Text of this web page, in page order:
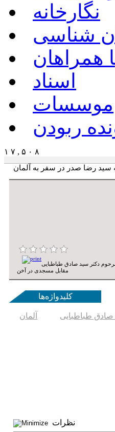
نگارخانه
شناسی
همراهان
اسناد
موسسات
ربودن
۱ ۷ , ۵ ۰ ۸
سید رضا صدر در سفر به آلمان
دکتر سید صادق طباطبایی
مقابل مسجدی در آخن
کلیدواژه‌ها
طباطبایی آلمان
نظرات